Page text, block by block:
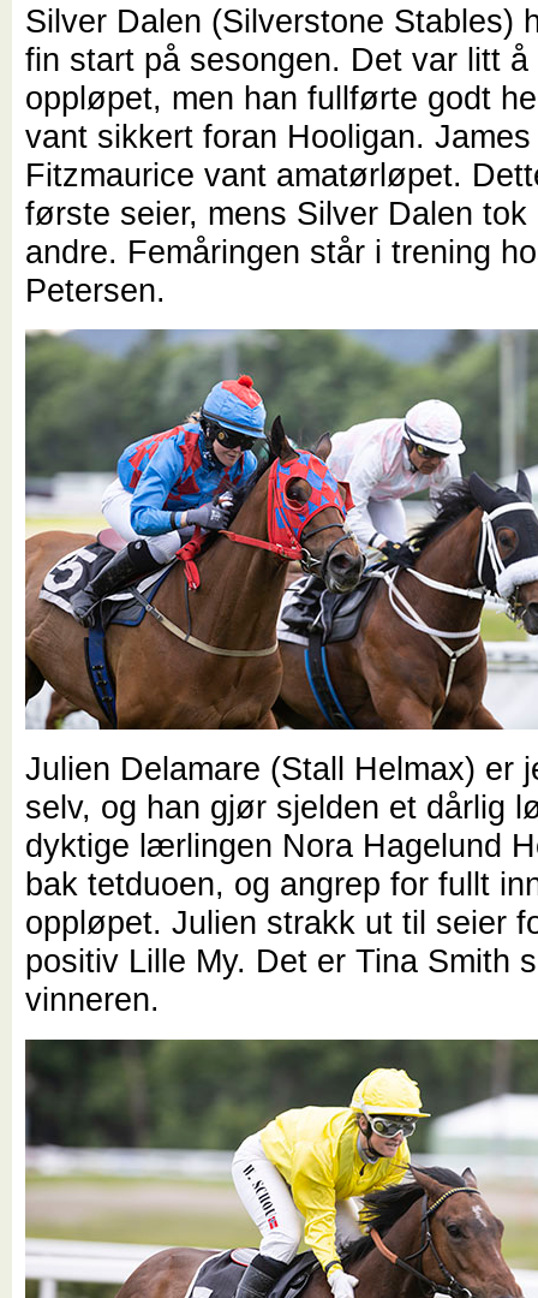
Silver Dalen (Silverstone Stables)
fin start på sesongen. Det var litt å
oppløpet, men han fullførte godt
vant sikkert foran Hooligan. James
Fitzmaurice vant amatørløpet.
første seier, mens Silver Dalen tok
andre. Femåringen står i trening
Petersen.
Julien Delamare (Stall Helmax) er
selv, og han gjør sjelden et dårlig
dyktige lærlingen Nora Hagelund
bak tetduoen, og angrep for fullt
oppløpet. Julien strakk ut til seier
positiv Lille My. Det er Tina Smith
vinneren.